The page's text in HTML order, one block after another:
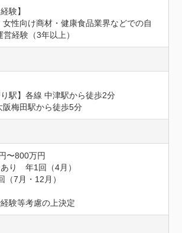
験】
経験（3年以上）
駅】各線 中津駅から徒歩2分
阪梅田駅から徒歩5分
〜800万円
り　年1回（4月）
（7月・12月）
験等考慮の上決定